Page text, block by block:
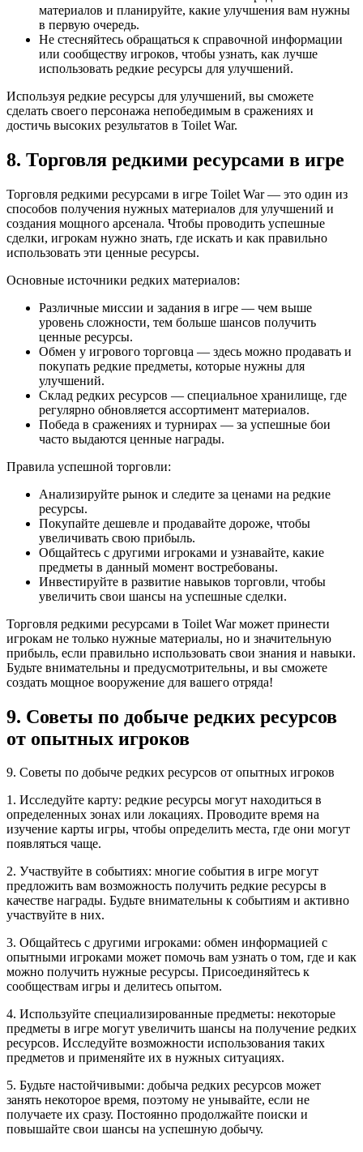
материалов и планируйте, какие улучшения вам нужны
в первую очередь.
Не стесняйтесь обращаться к справочной информации
или сообществу игроков, чтобы узнать, как лучше
использовать редкие ресурсы для улучшений.
Используя редкие ресурсы для улучшений, вы сможете
сделать своего персонажа непобедимым в сражениях и
достичь высоких результатов в Toilet War.
8. Торговля редкими ресурсами в игре
Торговля редкими ресурсами в игре Toilet War — это один из
способов получения нужных материалов для улучшений и
создания мощного арсенала. Чтобы проводить успешные
сделки, игрокам нужно знать, где искать и как правильно
использовать эти ценные ресурсы.
Основные источники редких материалов:
Различные миссии и задания в игре — чем выше
уровень сложности, тем больше шансов получить
ценные ресурсы.
Обмен у игрового торговца — здесь можно продавать и
покупать редкие предметы, которые нужны для
улучшений.
Склад редких ресурсов — специальное хранилище, где
регулярно обновляется ассортимент материалов.
Победа в сражениях и турнирах — за успешные бои
часто выдаются ценные награды.
Правила успешной торговли:
Анализируйте рынок и следите за ценами на редкие
ресурсы.
Покупайте дешевле и продавайте дороже, чтобы
увеличивать свою прибыль.
Общайтесь с другими игроками и узнавайте, какие
предметы в данный момент востребованы.
Инвестируйте в развитие навыков торговли, чтобы
увеличить свои шансы на успешные сделки.
Торговля редкими ресурсами в Toilet War может принести
игрокам не только нужные материалы, но и значительную
прибыль, если правильно использовать свои знания и навыки.
Будьте внимательны и предусмотрительны, и вы сможете
создать мощное вооружение для вашего отряда!
9. Советы по добыче редких ресурсов
от опытных игроков
9. Советы по добыче редких ресурсов от опытных игроков
1. Исследуйте карту: редкие ресурсы могут находиться в
определенных зонах или локациях. Проводите время на
изучение карты игры, чтобы определить места, где они могут
появляться чаще.
2. Участвуйте в событиях: многие события в игре могут
предложить вам возможность получить редкие ресурсы в
качестве награды. Будьте внимательны к событиям и активно
участвуйте в них.
3. Общайтесь с другими игроками: обмен информацией с
опытными игроками может помочь вам узнать о том, где и как
можно получить нужные ресурсы. Присоединяйтесь к
сообществам игры и делитесь опытом.
4. Используйте специализированные предметы: некоторые
предметы в игре могут увеличить шансы на получение редких
ресурсов. Исследуйте возможности использования таких
предметов и применяйте их в нужных ситуациях.
5. Будьте настойчивыми: добыча редких ресурсов может
занять некоторое время, поэтому не унывайте, если не
получаете их сразу. Постоянно продолжайте поиски и
повышайте свои шансы на успешную добычу.